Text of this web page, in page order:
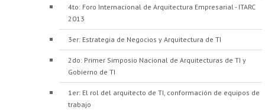
4to: Foro Internacional de Arquitectura Empresarial - ITARC
2013
3er: Estrategia de Negocios y Arquitectura de TI
2do: Primer Simposio Nacional de Arquitecturas de TI y
Gobierno de TI
1er: El rol del arquitecto de TI, conformación de equipos de
trabajo